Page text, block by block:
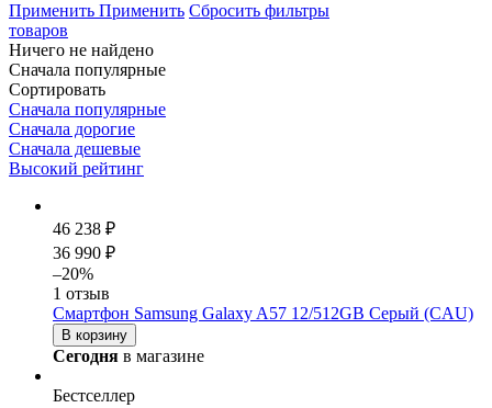
Применить Применить Сбросить фильтры
товаров
Ничего не найдено
Сначала популярные
Сортировать
Сначала популярные
Сначала дорогие
Сначала дешевые
Высокий рейтинг
46 238 ₽
36 990 ₽
–20%
1 отзыв
Смартфон Samsung Galaxy A57 12/512GB Серый (CAU)
В корзину
Сегодня в магазине
Бестселлер